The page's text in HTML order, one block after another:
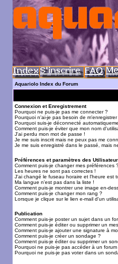
Aquariolo Index du Forum
Connexion et Enregistrement
Pourquoi ne puis-je pas me connecter ?
Pourquoi n'ai-je pas besoin de m'enregistrer
Pourquoi suis-je déconnecté
Comment puis-je éviter que mon nom
J'ai perdu mon mot de passe !
Je me suis inscrit mais ne peux pas me
Je me suis enregistré dans le passé, mais
Préférences et paramètres des
Comment puis-je changer mes préférences
Les heures ne sont pas correctes !
J'ai changé le fuseau horaire et l'heure est
Ma langue n'est pas dans la liste !
Comment puis-je montrer une image en-
Comment puis-je changer mon rang ?
Lorsque je clique sur le lien e-mail d'un
Publication
Comment puis-je poster un sujet dans un
Comment puis-je éditer ou supprimer un
Comment puis-je ajouter une signature à
Comment puis-je créer un sondage ?
Comment puis-je éditer ou supprimer un
Pourquoi ne puis-je pas accéder à un forum
Pourquoi ne puis-je pas voter dans un